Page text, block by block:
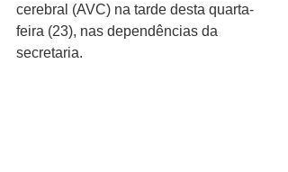
cerebral (AVC) na tarde desta quarta-
feira (23), nas dependências da
secretaria.